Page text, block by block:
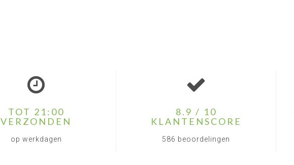
TOT 21:00
VERZONDEN
op werkdagen
8.9 / 10
KLANTENSCORE
586 beoordelingen